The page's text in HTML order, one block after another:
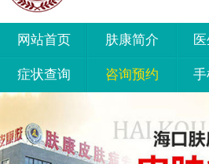
网站首页 肤康简介
症状查询 咨询预约